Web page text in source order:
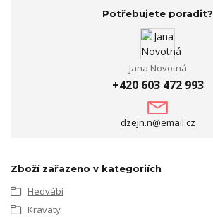
Potřebujete poradit?
Jana Novotná
+420 603 472 993
dzejn.n@email.cz
Zboží zařazeno v kategoriích
Hedvábí
Kravaty